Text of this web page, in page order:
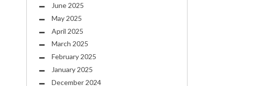
June 2025
May 2025
April 2025
March 2025
February 2025
January 2025
December 2024